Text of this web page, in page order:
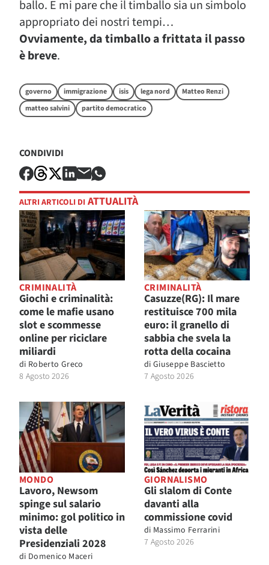
ballo. E mi pare che il timballo sia un simbolo
appropriato dei nostri tempi…
Ovviamente, da timballo a frittata il passo
è breve.
governo immigrazione isis lega nord
Matteo Renzi
matteo salvini
partito democratico
CONDIVIDI
ALTRI ARTICOLI DI ATTUALITÀ
CRIMINALITÀ
Giochi e criminalità:
come le mafie usano
slot e scommesse
online per riciclare
miliardi
di Roberto Greco
8 Agosto 2026
CRIMINALITÀ
Casuzze(RG): Il mare
restituisce 700 mila
euro: il granello di
sabbia che svela la
rotta della cocaina
di Giuseppe Bascietto
7 Agosto 2026
MONDO
Lavoro, Newsom
spinge sul salario
minimo: gol politico in
vista delle
Presidenziali 2028
di Domenico Maceri
GIORNALISMO
Gli slalom di Conte
davanti alla
commissione covid
di Massimo Ferrarini
7 Agosto 2026